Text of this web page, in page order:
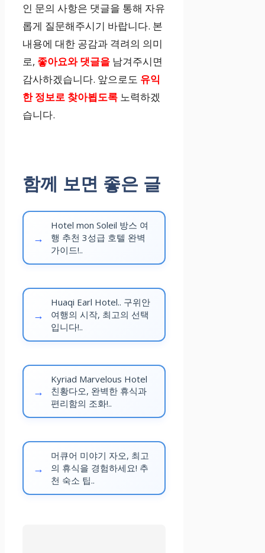
인 문의 사항은 댓글을 통해 자유
롭게 질문해주시기 바랍니다. 본
내용에 대한 공감과 격려의 의미
로, 좋아요와 댓글을 남겨주시면
감사하겠습니다. 앞으로도 유익
한 정보로 찾아뵙도록 노력하겠
습니다.
함께 보면 좋은 글
Hotel mon Soleil 방스 여
행 추천 3성급 호텔 완벽
가이드!..
Huaqi Earl Hotel.. 구위안
여행의 시작, 최고의 선택
입니다!..
Kyriad Marvelous Hotel
친황다오, 완벽한 휴식과
편리함의 조화!..
머큐어 미야기 자오, 최고
의 휴식을 경험하세요! 추
천 숙소 팁..